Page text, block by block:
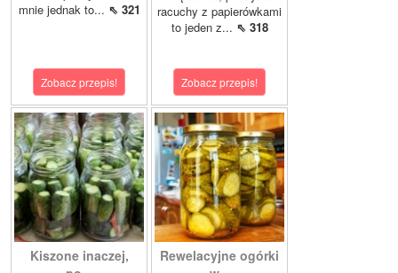
mnie jednak to... ⇖ 321
Zobacz przepis!
racuchy z papierówkami
to jeden z... ⇖ 318
Zobacz przepis!
Kiszone inaczej,
Rewelacyjne ogórki